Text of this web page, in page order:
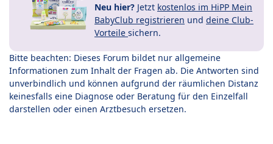
Neu hier? Jetzt kostenlos im HiPP Mein
BabyClub registrieren und deine Club-
Vorteile sichern.
Bitte beachten: Dieses Forum bildet nur allgemeine
Informationen zum Inhalt der Fragen ab. Die Antworten sind
unverbindlich und können aufgrund der räumlichen Distanz
keinesfalls eine Diagnose oder Beratung für den Einzelfall
darstellen oder einen Arztbesuch ersetzen.